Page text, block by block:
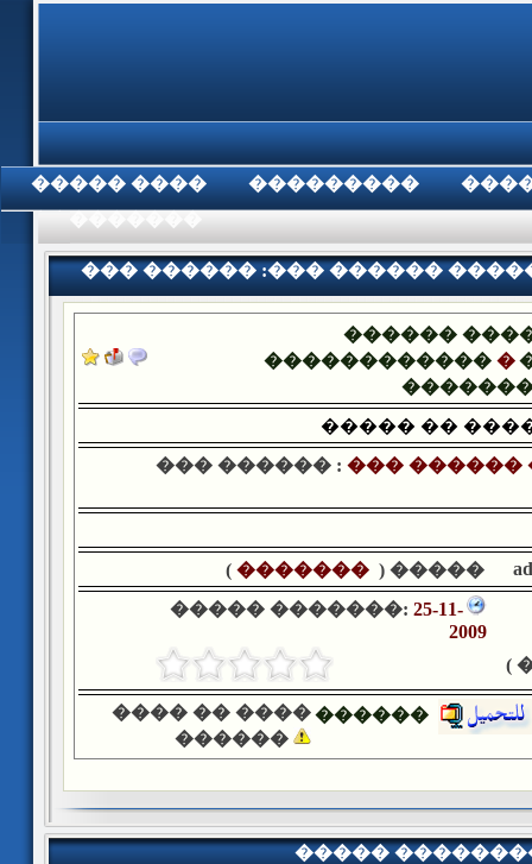
���� ����� ���������
��� ������ :��� ������
������
�������������
����� ��
��� ������ : ��� ������
����� (
�������
)
����� �������: 25-11-
2009
���� �� ����
������
������
�����